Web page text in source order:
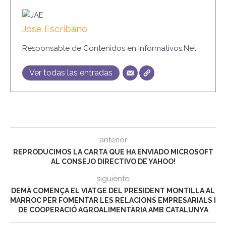
Jose Escribano
Responsable de Contenidos en Informativos.Net
Ver todas las entradas
anterior
REPRODUCIMOS LA CARTA QUE HA ENVIADO MICROSOFT
AL CONSEJO DIRECTIVO DE YAHOO!
siguiente
DEMÀ COMENÇA EL VIATGE DEL PRESIDENT MONTILLA AL
MARROC PER FOMENTAR LES RELACIONS EMPRESARIALS I
DE COOPERACIÓ AGROALIMENTÀRIA AMB CATALUNYA